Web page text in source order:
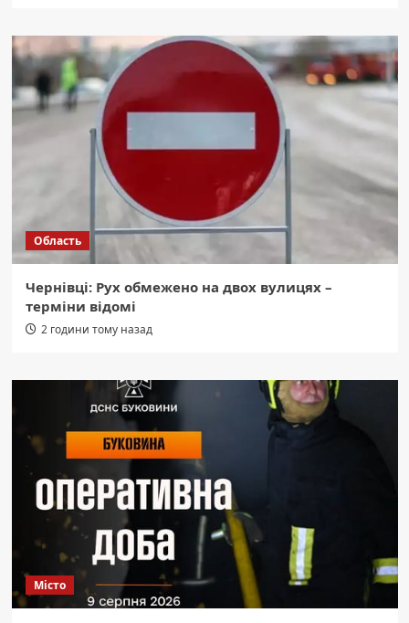
Область
Чернівці: Рух обмежено на двох вулицях –
терміни відомі
2 години тому назад
Місто